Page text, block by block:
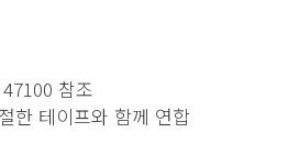
참조
한 테이프와 함께 연합